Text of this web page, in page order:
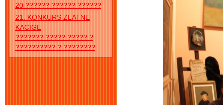
20 ?????? ?????? ??????
21. KONKURS ZLATNE
KACIGE
??????? ????? ????? ?
?????????? ? ????????